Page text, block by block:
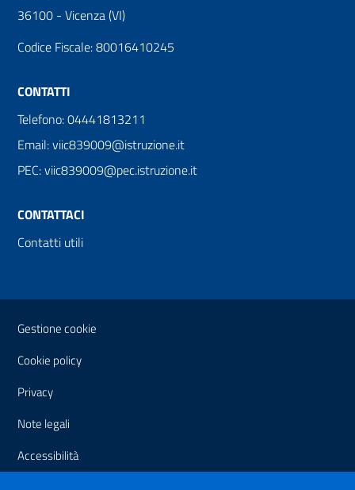
36100 - Vicenza (VI)
Codice Fiscale: 80016410245
CONTATTI
Telefono: 04441813211
Email: viic839009@istruzione.it
PEC: viic839009@pec.istruzione.it
CONTATTACI
Contatti utili
Gestione cookie
Cookie policy
Privacy
Note legali
Accessibilità